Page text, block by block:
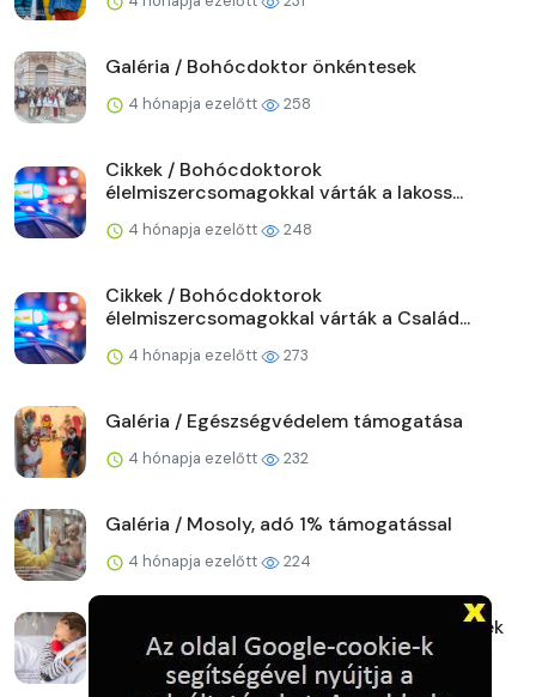
Galéria / Bohócdoktor önkéntesek
4 hónapja ezelőtt 258
Cikkek / Bohócdoktorok
élelmiszercsomagokkal várták a lakoss...
4 hónapja ezelőtt 248
Cikkek / Bohócdoktorok
élelmiszercsomagokkal várták a Család...
4 hónapja ezelőtt 273
Galéria / Egészségvédelem támogatása
4 hónapja ezelőtt 232
Galéria / Mosoly, adó 1% támogatással
4 hónapja ezelőtt 224
Galéria / Bohócdoktorok, Adó 1% gyermekek
4 hónapja ezelőtt 251